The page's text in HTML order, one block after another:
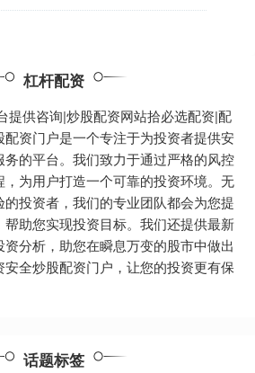
杠杆配资
提供咨询|炒股配资网站拾必选配资|配
资门户是一个专注于为投资者提供安
的平台。我们致力于通过严格的风控
为用户打造一个可靠的投资环境。无
投资者，我们的专业团队都会为您提
助您实现投资目标。我们还提供最新
分析，助您在瞬息万变的股市中做出
全炒股配资门户，让您的投资更有保
话题标签